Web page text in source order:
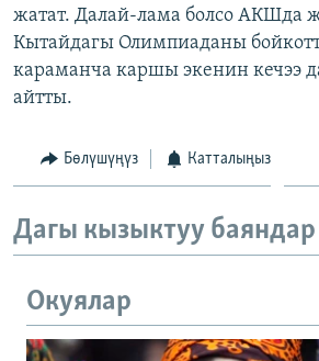
ЭЕ/АРнун бардык сайттары
жатат. Далай-лама болсо АКШда
Кытайдагы Олимпиаданы
караманча каршы экенин кечээ
айтты.
Бөлүшүңүз Катталыңыз
Дагы кызыктуу баяндар
Окуялар